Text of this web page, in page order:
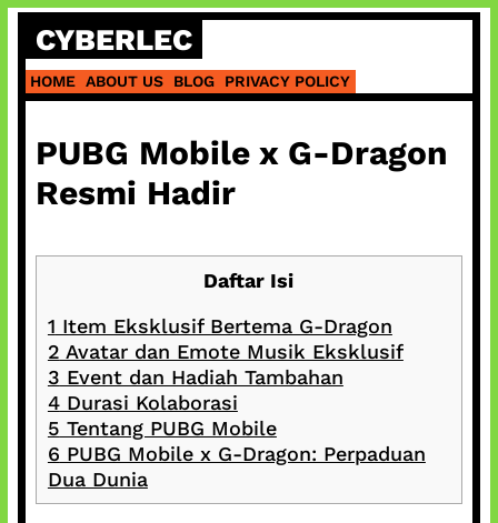
Skip
content
CYBERLEC
HOME ABOUT US BLOG PRIVACY POLICY
PUBG Mobile x G-Dragon
Resmi Hadir
Daftar Isi
1 Item Eksklusif Bertema G-Dragon
2 Avatar dan Emote Musik Eksklusif
3 Event dan Hadiah Tambahan
4Durasi Kolaborasi
5 Tentang PUBG Mobile
6 PUBG Mobile x G-Dragon: Perpaduan
Dua Dunia